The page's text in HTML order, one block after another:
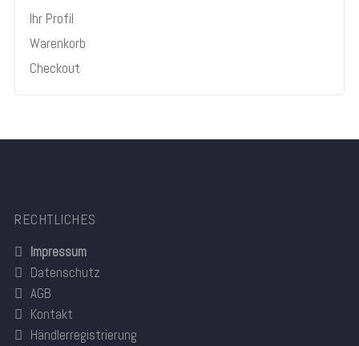
Ihr Profil
Warenkorb
Checkout
RECHTLICHES
Impressum
Datenschutz
AGB
Kontakt
Händlerregistrierung